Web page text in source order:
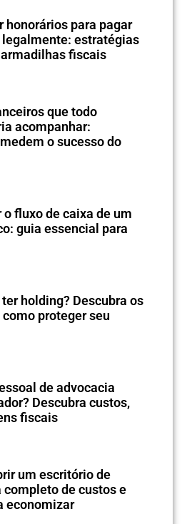
honorários para pagar
estratégias
fiscais
que todo
acompanhar:
o sucesso do
fluxo de caixa de um
guia essencial para
holding? Descubra os
proteger seu
de advocacia
Descubra custos,
fiscais
um escritório de
completo de custos e
economizar